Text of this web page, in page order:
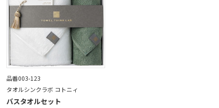
品番003-123
タオルシンクラボ コトニィ
バスタオルセット